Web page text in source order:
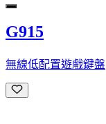
G915
無線低配置遊戲鍵盤